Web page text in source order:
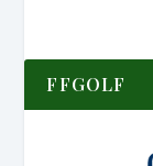
FFGOLF